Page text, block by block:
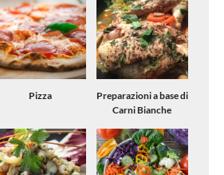
Pizza
Preparazioni a base di
Carni Bianche